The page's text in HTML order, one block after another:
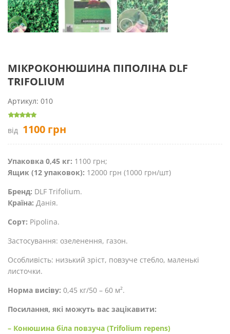
МІКРОКОНЮШИНА ПІПОЛІНА DLF
TRIFOLIUM
Артикул: 010
від 1100 грн
Упаковка 0,45 кг: 1100 грн;
Ящик (12 упаковок): 12000 грн (1000 грн/шт)
Бренд: DLF Trifolium.
Країна: Данія.
Сорт: Pipolina.
Застосування: озеленення, газон.
Особливість: низький зріст, повзуче стебло, маленькі
листочки.
Норма висіву: 0,45 кг/50 – 60 м².
Посилання, які можуть вас зацікавити:
– Конюшина біла повзуча (Trifolium repens)